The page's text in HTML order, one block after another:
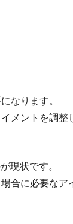
なります。
メントを調整
現状です。
合に必要なア